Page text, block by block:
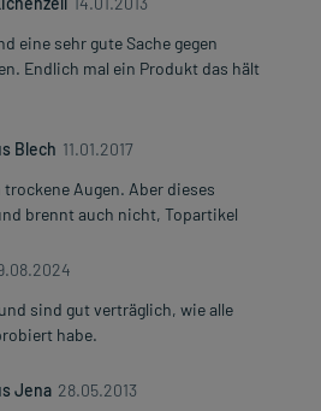
eine sehr gute Sache gegen
Endlich mal ein Produkt das hält
Blech 11.01.2017
Augen. Aber dieses
brennt auch nicht, Topartikel
sind gut verträglich, wie alle
habe.
Jena 28.05.2013